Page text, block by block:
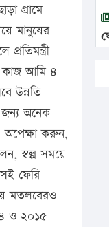
গ্রামে
মানুষের
কাজ আমি ৪
উন্নতি
অনেক
অপেক্ষা করুন,
স্বল্প সময়ে
ফেরি
মতলবেরও
ও ২০১৫